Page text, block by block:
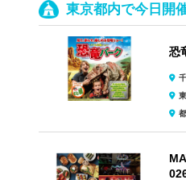
東京都内で今日開
恐